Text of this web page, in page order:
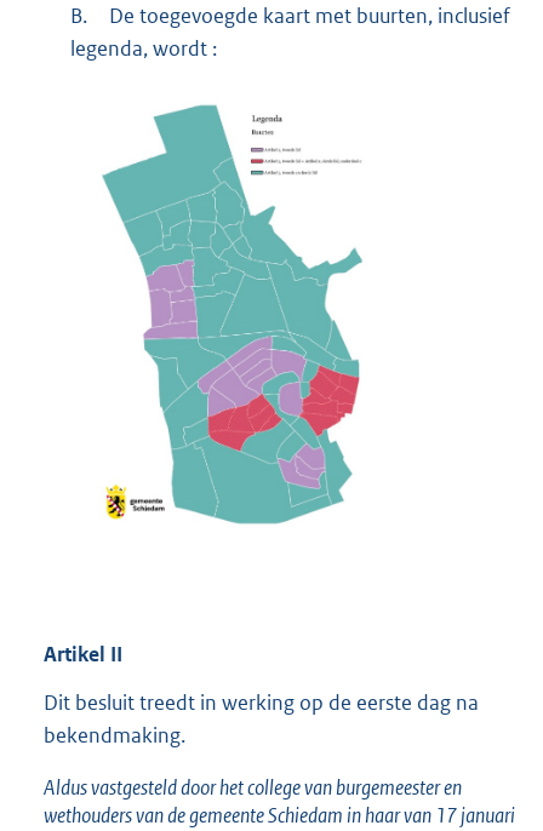
B.
De toegevoegde kaart met buurten, inclusief
legenda, wordt :
Artikel II
Dit besluit treedt in werking op de eerste dag na
bekendmaking.
Aldus vastgesteld door het college van burgemeester en
wethouders van de gemeente Schiedam in haar van 17 januari